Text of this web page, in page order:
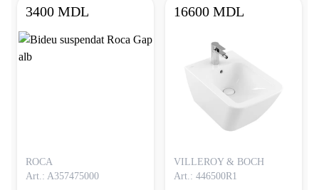
3400 MDL
ROCA
Art.: A357475000
16600 MDL
VILLEROY & BOCH
Art.: 446500R1